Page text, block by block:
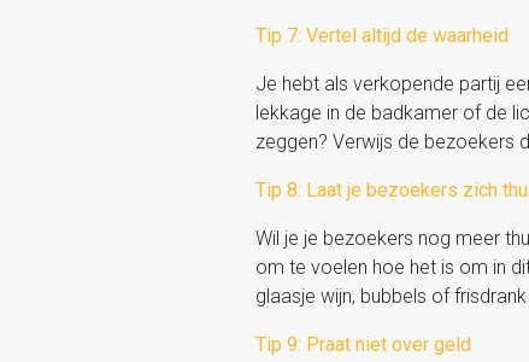
Tip 7: Vertel altijd de waarheid
Je hebt als verkopende partij
lekkage in de badkamer of de
zeggen? Verwijs de bezoekers
Tip 8: Laat je bezoekers zich
Wil je je bezoekers nog meer
om te voelen hoe het is om in
glaasje wijn, bubbels of
Tip 9: Praat niet over geld